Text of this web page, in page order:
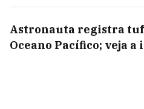
Astronauta registra
Oceano Pacífico; veja a